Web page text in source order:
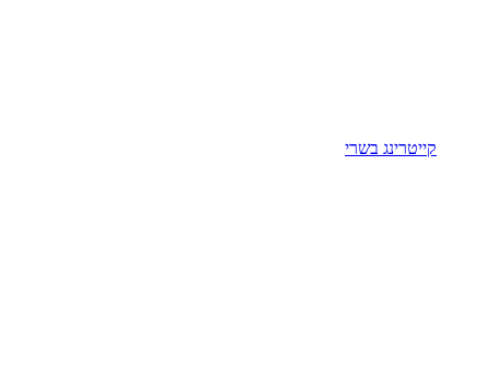
קייטרינג בשרי